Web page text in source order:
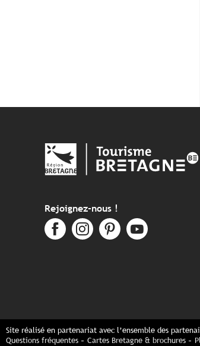
Rejoignez-nous !
Site réalisé en partenariat avec l’ensemble des
Questions fréquentes
Cartes Bretagne & brochures